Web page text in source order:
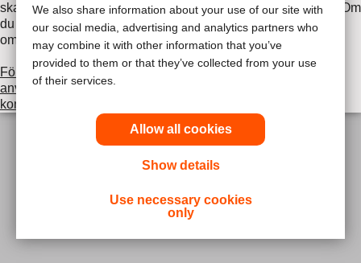
We also share information about your use of our site with
our social media, advertising and analytics partners who
may combine it with other information that you’ve
provided to them or that they’ve collected from your use
of their services.
Allow all cookies
Show details
Use necessary cookies
only
ska inte användas som hjälp i akuta medicinska situationer. Om
du är i en akut medicinsk situation ska du personligen
omedelbart söka medicinsk behandling.
Före användning var noga med att läsa
användningsinstruktionerna avsedda för användning,
kontraindikationer försiktighetsåtgärder och instruktioner